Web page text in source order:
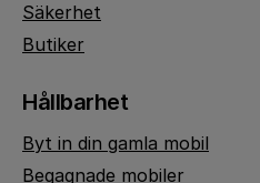
Säkerhet
Butiker
Hållbarhet
Byt in din gamla mobil
Begagnade mobiler